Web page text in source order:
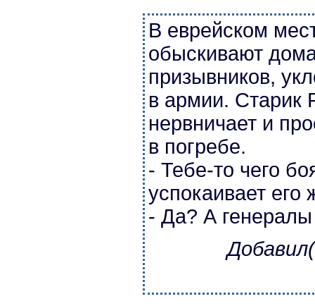
В еврейском
обыскивают
призывников,
в армии. Старик
нервничает и
в погребе.
- Тебе-то чего
успокаивает его
- Да? А